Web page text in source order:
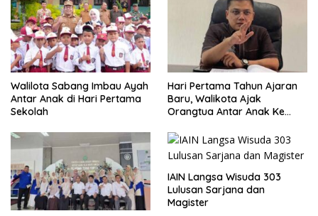
Walilota Sabang Imbau Ayah
Antar Anak di Hari Pertama
Sekolah
Hari Pertama Tahun Ajaran
Baru, Walikota Ajak
Orangtua Antar Anak Ke
IAIN Langsa Wisuda 303
Lulusan Sarjana dan
Magister